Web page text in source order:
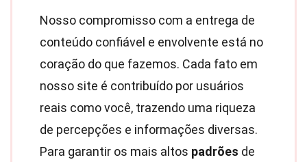
Nosso compromisso com a entrega de
conteúdo confiável e envolvente está no
coração do que fazemos. Cada fato em
nosso site é contribuído por usuários
reais como você, trazendo uma riqueza
de percepções e informações diversas.
Para garantir os mais altos padrões de